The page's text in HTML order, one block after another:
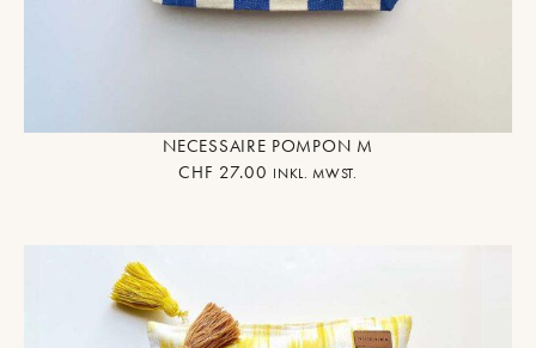
NECESSAIRE POMPON M
CHF 27.00 INKL. MWST.